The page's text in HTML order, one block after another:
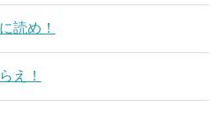
読め！
え！